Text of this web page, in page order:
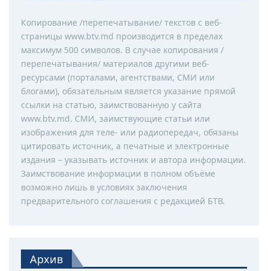
Копирование /перепечатывание/ текстов с веб-
страницы www.btv.md производится в пределах
максимум 500 символов. В случае копирования /
перепечатывания/ материалов другими веб-
ресурсами (порталами, агентствами, СМИ или
блогами), обязательным является указание прямой
ссылки на статью, заимствованную у сайта
www.btv.md. СМИ, заимствующие статьи или
изображения для теле- или радиопередач, обязаны
цитировать источник, а печатные и электронные
издания – указывать источник и автора информации.
Заимствование информации в полном объёме
возможно лишь в условиях заключения
предварительного соглашения с редакцией БТВ.
Архив